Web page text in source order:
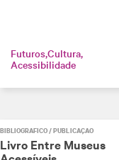
FuturosCultura
Acessibilidade
BIBLIOGRÁFICO / PUBLICAÇÃO
Livro Entre Museus